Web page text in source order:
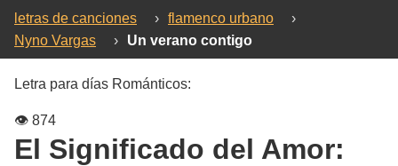
letras de canciones › flamenco urbano
›
Nyno Vargas
› Un verano contigo
Letra para días Románticos:
👁️ 874
El Significado del Amor: